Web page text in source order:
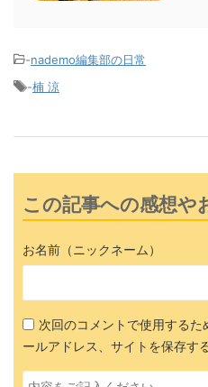
-nademo編集部の日常
-楠 涼
この記事への感想や
お名前（ニックネーム）
次回のコメントで使用する
ールアドレス、サイトを保存する